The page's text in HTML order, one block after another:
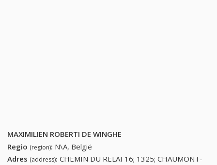
MAXIMILIEN ROBERTI DE WINGHE
Regio (region): N\A, België
Adres (address): CHEMIN DU RELAI 16; 1325; CHAUMONT-